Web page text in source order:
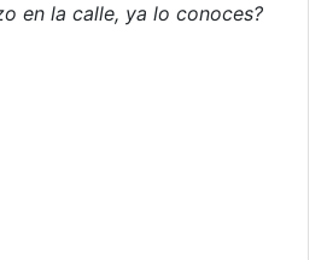
en la calle, ya lo conoces?